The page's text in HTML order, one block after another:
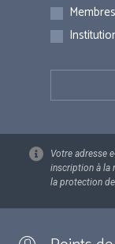
Votre adresse
inscription à la
la protection